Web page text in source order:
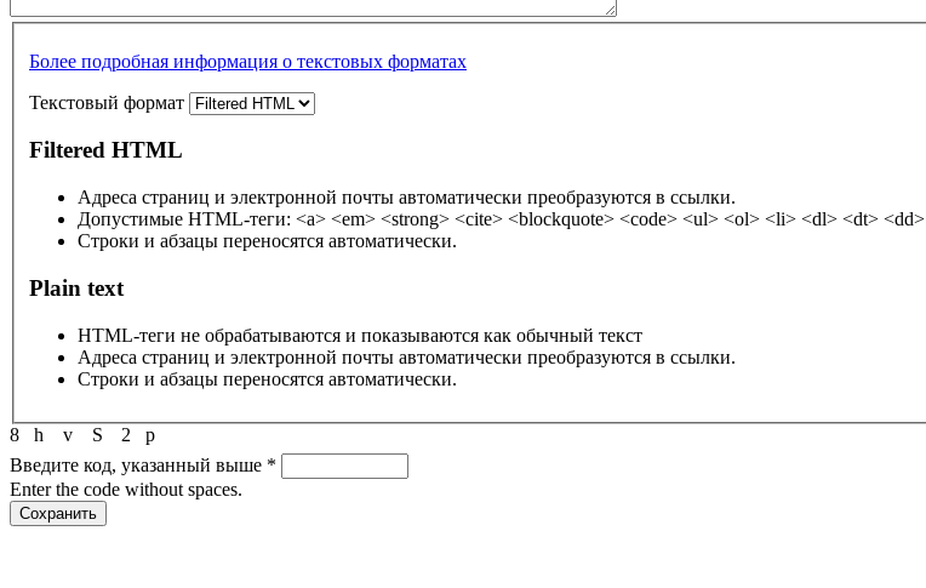
Более подробная информация о текстовых форматах
Текстовый формат
Filtered HTML
Адреса страниц и электронной почты автоматически преобразуются в ссылки.
Допустимые HTML-теги: <a> <em> <strong> <cite> <blockquote> <code> <ul> <ol> <li> <dl> <dt> <dd>
Строки и абзацы переносятся автоматически.
Plain text
HTML-теги не обрабатываются и показываются как обычный текст
Адреса страниц и электронной почты автоматически преобразуются в ссылки.
Строки и абзацы переносятся автоматически.
8 h 2
S p
v
Введите код, указанный выше *
Enter the code without spaces.